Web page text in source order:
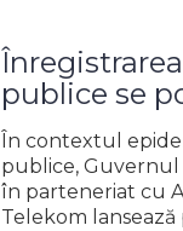
publice se
În contextul
publice, Guvernul
în parteneriat cu
Telekom